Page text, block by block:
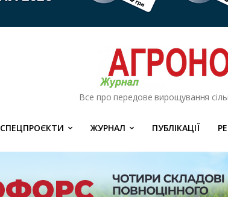
Все про передове вирощування
СПЕЦПРОЄКТИ ЖУРНАЛ ПУБЛІКАЦІЇ